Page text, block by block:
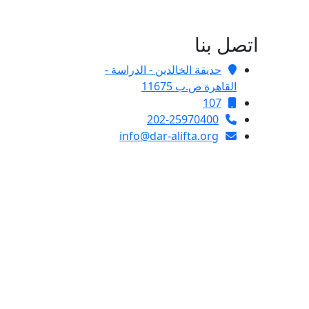
اتصل بنا
حديقة الخالدين - الدراسة -
القاهرة ص.ب 11675
107
202-25970400
info@dar-alifta.org